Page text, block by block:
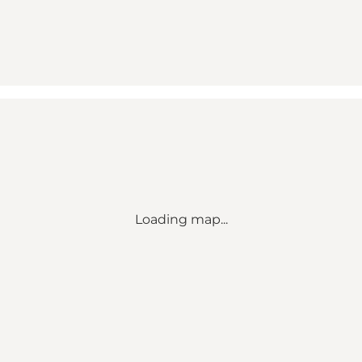
Loading map...